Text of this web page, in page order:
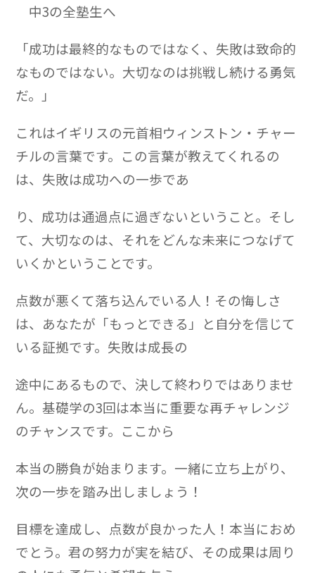
中3の全塾生へ
「成功は最終的なものではなく、失敗は致命的
なものではない。大切なのは挑戦し続ける勇気
だ。」
これはイギリスの元首相ウィンストン・チャー
チルの言葉です。この言葉が教えてくれるの
は、失敗は成功への一歩であ
り、成功は通過点に過ぎないということ。そし
て、大切なのは、それをどんな未来につなげて
いくかということです。
点数が悪くて落ち込んでいる人！その悔しさ
は、あなたが「もっとできる」と自分を信じて
いる証拠です。失敗は成長の
途中にあるもので、決して終わりではありませ
ん。基礎学の3回は本当に重要な再チャレンジ
のチャンスです。ここから
本当の勝負が始まります。一緒に立ち上がり、
次の一歩を踏み出しましょう！
目標を達成し、点数が良かった人！本当におめ
でとう。君の努力が実を結び、その成果は周り